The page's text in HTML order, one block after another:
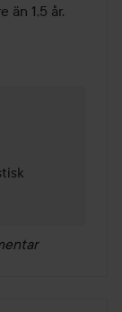
än 1,5 år.